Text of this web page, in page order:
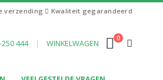
verzending Kwaliteit gegarandeerd
250 444 | WINKELWAGEN
0